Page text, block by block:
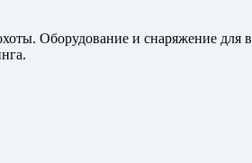
Оборудование и снаряжение для